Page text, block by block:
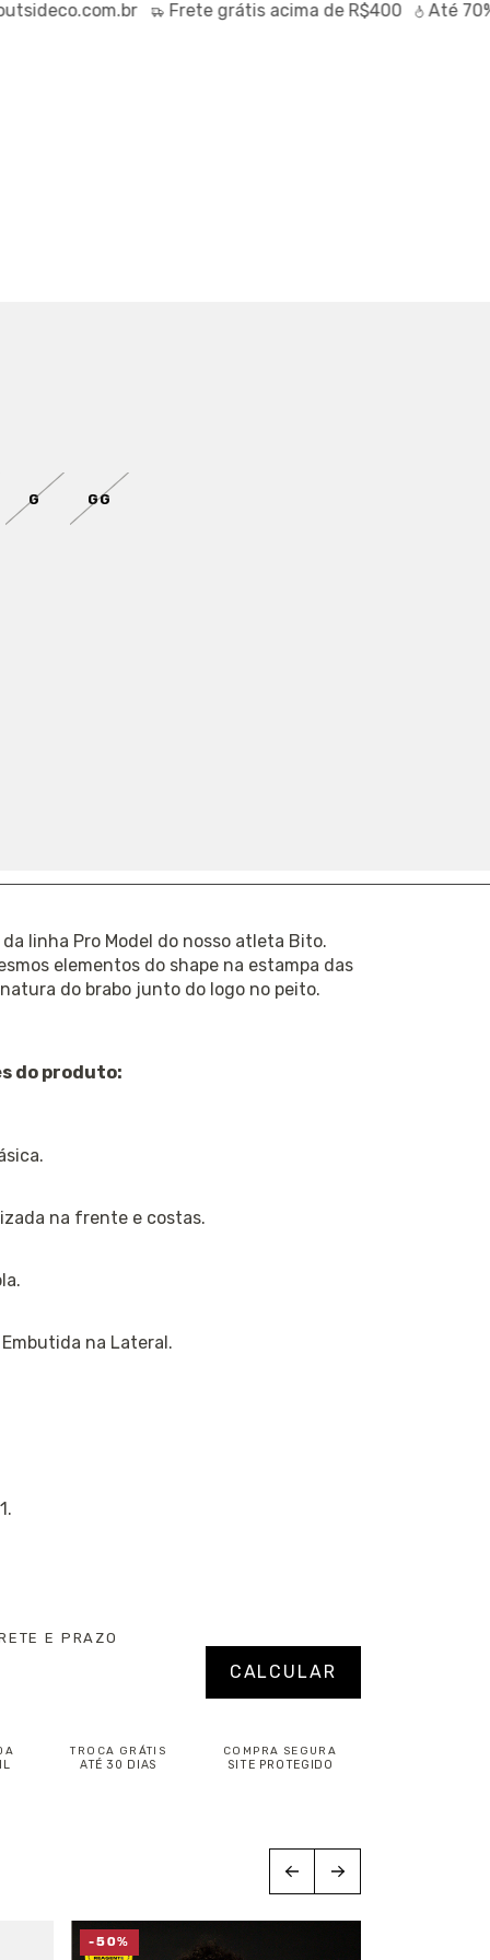
Fretegrátisacima de R$400 Até70%
G GG
linha Pro Model do nosso atleta Bito.
elementos do shape na estampa das
do brabo junto do logo no peito.
do produto:
na frente e costas.
na Lateral.
E PRAZO
Alterar CEP
CALCULAR
TROCA GRÁTIS
ATÉ 30 DIAS
COMPRA SEGURA
SITE PROTEGIDO
-50%